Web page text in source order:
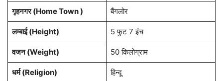
गृहनगर (Home Town ) बैंगलोर
लम्बाई (Height) 5 फुट 7 इंच
वजन (Weight) 50 किलोग्राम
धर्म (Religion) हिन्दू